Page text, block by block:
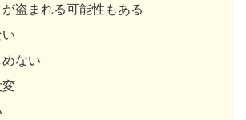
盗まれる可能性もある
ない